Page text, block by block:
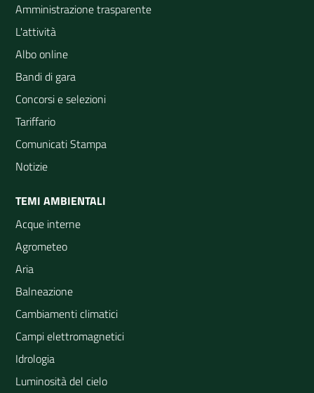
Amministrazione trasparente
L'attività
Albo online
Bandi di gara
Concorsi e selezioni
Tariffario
Comunicati Stampa
Notizie
TEMI AMBIENTALI
Acque interne
Agrometeo
Aria
Balneazione
Cambiamenti climatici
Campi elettromagnetici
Idrologia
Luminosità del cielo